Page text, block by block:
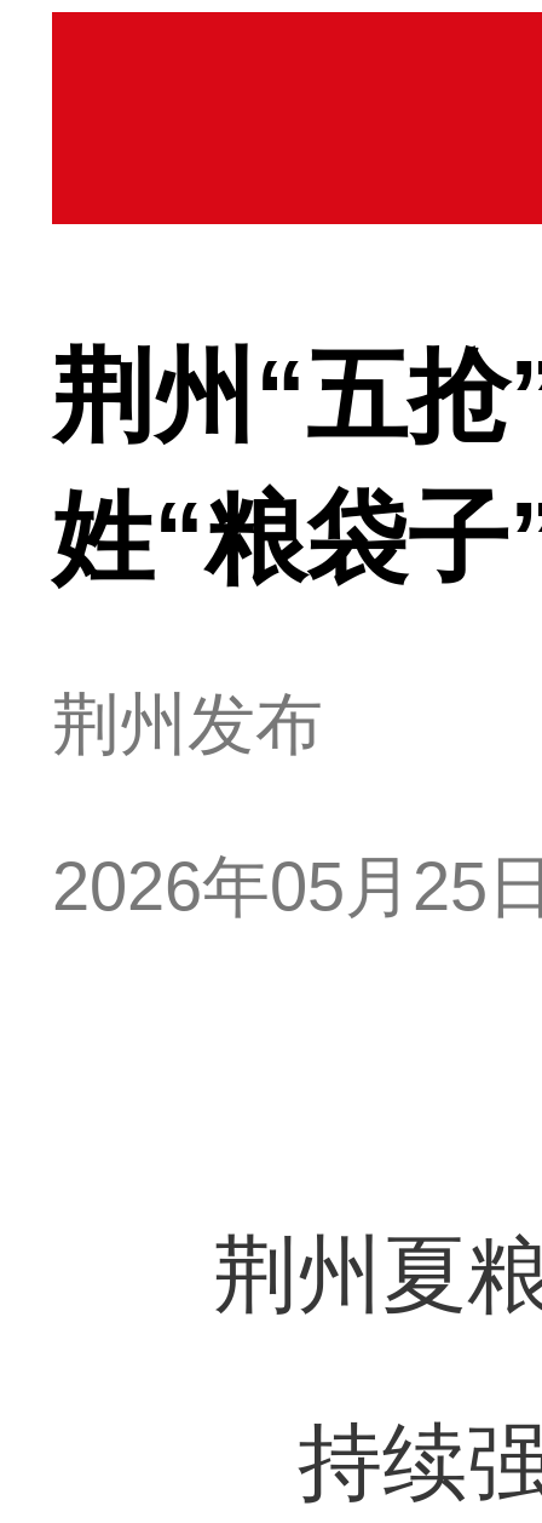
荆州“五
姓“粮袋子
荆州发布
2026年05月25
荆州夏
持续